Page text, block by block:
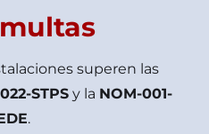
superen las
STPS y la NOM-001-
.